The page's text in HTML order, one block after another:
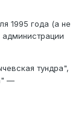
1995 года (а не
администрации
тундра",
—